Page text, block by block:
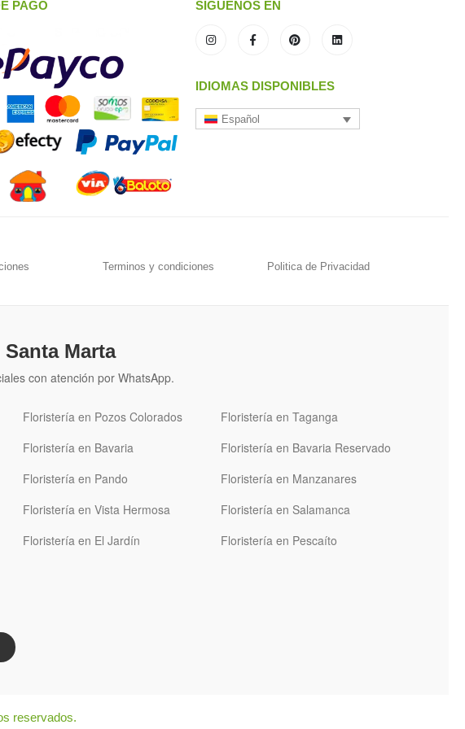
PAGO SÍGUENOS EN
IDIOMAS DISPONIBLES
Español
Terminos y condiciones Politica de Privacidad
Marta
con atención por WhatsApp.
Floristería en Pozos Colorados
Floristería en Taganga
Floristería en Bavaria
Floristería en Bavaria Reservado
Floristería en Pando
Floristería en Manzanares
Floristería en Vista Hermosa
Floristería en Salamanca
Floristería en El Jardín
Floristería en Pescaíto
reservados.